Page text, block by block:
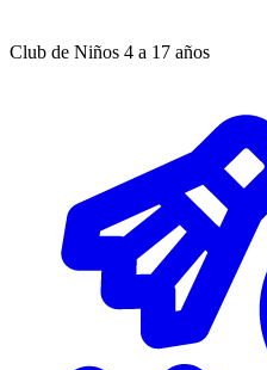
Club de Niños 4 a 17 años